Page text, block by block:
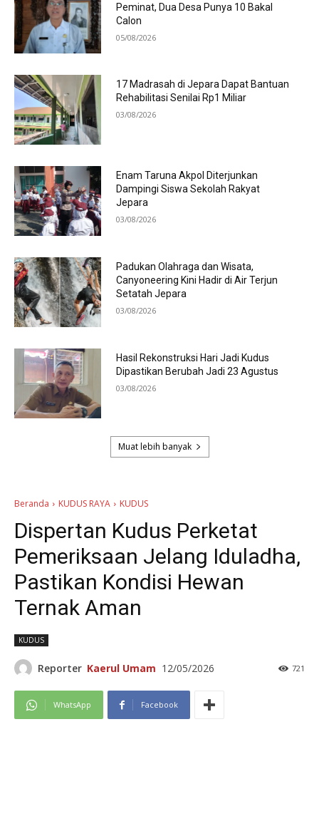
Peminat, Dua Desa Punya 10 Bakal
Calon
05/08/2026
17 Madrasah di Jepara Dapat Bantuan
Rehabilitasi Senilai Rp1 Miliar
03/08/2026
Enam Taruna Akpol Diterjunkan
Dampingi Siswa Sekolah Rakyat
Jepara
03/08/2026
Padukan Olahraga dan Wisata,
Canyoneering Kini Hadir di Air Terjun
Setatah Jepara
03/08/2026
Hasil Rekonstruksi Hari Jadi Kudus
Dipastikan Berubah Jadi 23 Agustus
03/08/2026
Muat lebih banyak